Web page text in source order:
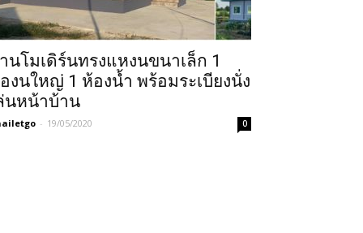
นโมเดิร์นทรงแหงนขนาเล็ก 1
งนใหญ่ 1 ห้องน้ำ พร้อมระเบียงนั่ง
นหน้าบ้าน
- 19/05/2020 0